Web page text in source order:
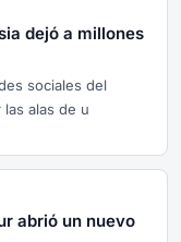
dejó a millones
sociales del
alas de u
abrió un nuevo